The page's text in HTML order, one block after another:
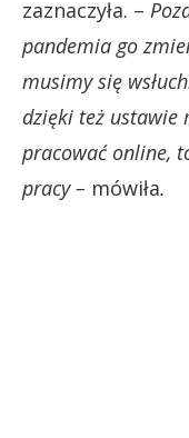
zaznaczyła. –
pandemia go
musimy się
dzięki też ustawie
pracować online,
pracy – mówiła.